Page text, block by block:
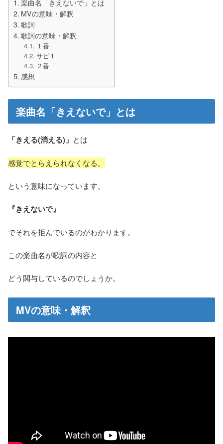
楽曲名「きえないで」とは
MVの意味・解釈
歌詞
歌詞の意味・解釈
１番
サビ１
２番
感想
楽曲名「きえないで」とは
「きえる(消える)」 とは
感覚でとらえられなくなる。
という意味になっています。
『きえないで』
でそれを拒んでいるのがわかります。
この楽曲名が歌詞の内容と
どう関与しているのでしょうか。
MVの意味・解釈